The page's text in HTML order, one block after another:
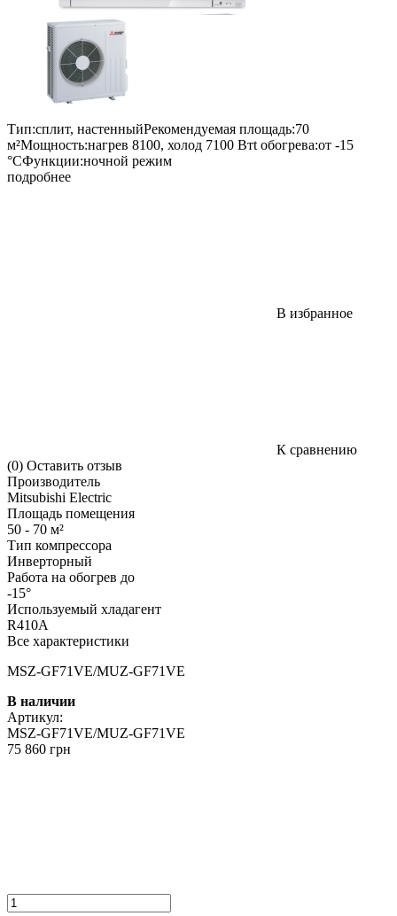
Тип:сплит, настенныйРекомендуемая площадь:70
м²Мощность:нагрев 8100, холод 7100 Втt обогрева:от -15
°CФункции:ночной режим
подробнее
В избранное
К сравнению
(0) Оставить отзыв
Производитель
Mitsubishi Electric
Площадь помещения
50 - 70 м²
Тип компрессора
Инверторный
Работа на обогрев до
-15°
Используемый хладагент
R410A
Все характеристики
MSZ-GF71VE/MUZ-GF71VE
В наличии
Артикул:
MSZ-GF71VE/MUZ-GF71VE
75 860 грн